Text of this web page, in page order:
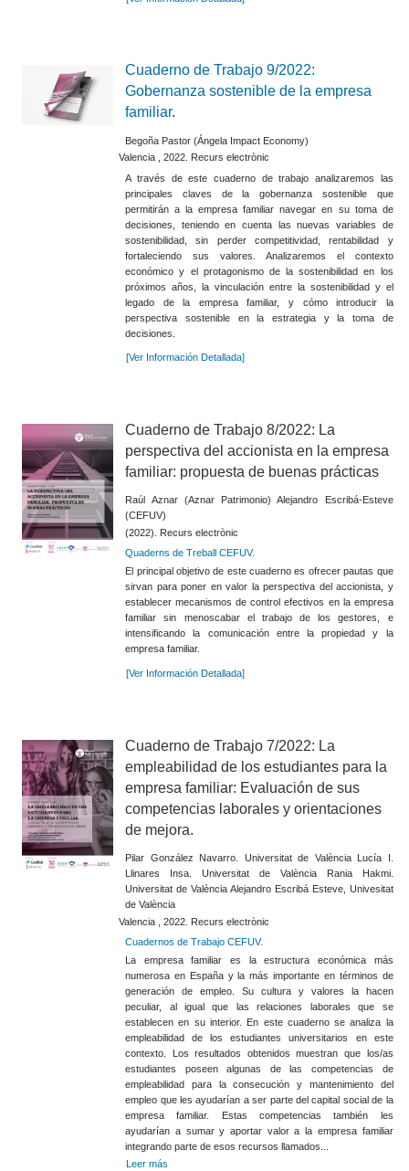
Cuaderno de Trabajo 9/2022:
Gobernanza sostenible de la empresa
familiar.
Begoña Pastor (Ángela Impact Economy)
Valencia , 2022. Recurs electrònic
A través de este cuaderno de trabajo analizaremos las
principales claves de la gobernanza sostenible que
permitirán a la empresa familiar navegar en su toma de
decisiones, teniendo en cuenta las nuevas variables de
sostenibilidad, sin perder competitividad, rentabilidad y
fortaleciendo sus valores. Analizaremos el contexto
económico y el protagonismo de la sostenibilidad en los
próximos años, la vinculación entre la sostenibilidad y el
legado de la empresa familiar, y cómo introducir la
perspectiva sostenible en la estrategia y la toma de
decisiones.
[Ver Información Detallada]
Cuaderno de Trabajo 8/2022: La
perspectiva del accionista en la empresa
familiar: propuesta de buenas prácticas
Raúl Aznar (Aznar Patrimonio) Alejandro Escribá-Esteve
(CEFUV)
(2022). Recurs electrònic
Quaderns de Treball CEFUV.
El principal objetivo de este cuaderno es ofrecer pautas que
sirvan para poner en valor la perspectiva del accionista, y
establecer mecanismos de control efectivos en la empresa
familiar sin menoscabar el trabajo de los gestores, e
intensificando la comunicación entre la propiedad y la
empresa familiar.
[Ver Información Detallada]
Cuaderno de Trabajo 7/2022: La
empleabilidad de los estudiantes para la
empresa familiar: Evaluación de sus
competencias laborales y orientaciones
de mejora.
Pilar González Navarro. Universitat de València Lucía I.
Llinares Insa. Universitat de València Rania Hakmi.
Universitat de València Alejandro Escribá Esteve, Univesitat
de València
Valencia , 2022. Recurs electrònic
Cuadernos de Trabajo CEFUV.
La empresa familiar es la estructura económica más
numerosa en España y la más importante en términos de
generación de empleo. Su cultura y valores la hacen
peculiar, al igual que las relaciones laborales que se
establecen en su interior. En este cuaderno se analiza la
empleabilidad de los estudiantes universitarios en este
contexto. Los resultados obtenidos muestran que los/as
estudiantes poseen algunas de las competencias de
empleabilidad para la consecución y mantenimiento del
empleo que les ayudarían a ser parte del capital social de la
empresa familiar. Estas competencias también les
ayudarían a sumar y aportar valor a la empresa familiar
integrando parte de esos recursos llamados...
Leer más